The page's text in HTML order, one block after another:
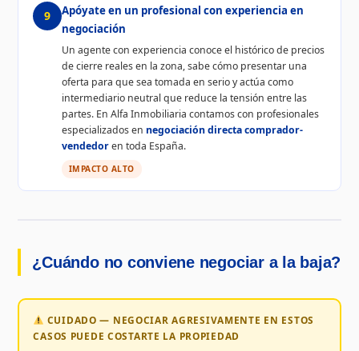
9
Apóyate en un profesional con experiencia en
negociación
Un agente con experiencia conoce el histórico de precios
de cierre reales en la zona, sabe cómo presentar una
oferta para que sea tomada en serio y actúa como
intermediario neutral que reduce la tensión entre las
partes. En Alfa Inmobiliaria contamos con profesionales
especializados en negociación directa comprador-
vendedoren toda España.
IMPACTO ALTO
¿Cuándo no conviene negociar a la baja?
CUIDADO — NEGOCIAR AGRESIVAMENTE EN ESTOS
CASOS PUEDE COSTARTE LA PROPIEDAD